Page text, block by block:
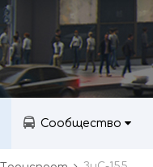
Сообщество